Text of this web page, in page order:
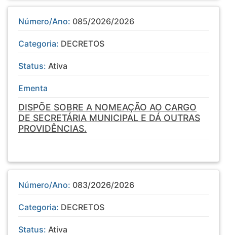
Número/Ano: 085/2026/2026
Categoria: DECRETOS
Status: Ativa
Ementa
DISPÕE SOBRE A NOMEAÇÃO AO CARGO
DE SECRETÁRIA MUNICIPAL E DÁ OUTRAS
PROVIDÊNCIAS.
Número/Ano: 083/2026/2026
Categoria: DECRETOS
Status: Ativa